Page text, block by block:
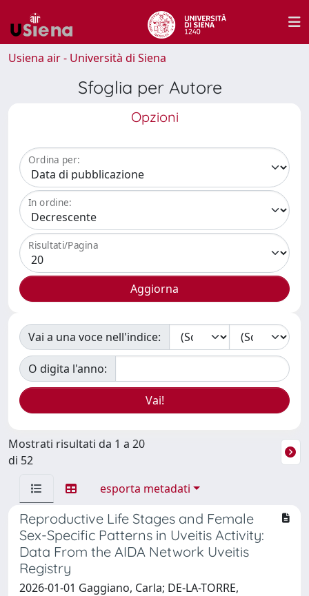
Usiena air - Università di Siena
Sfoglia per Autore
Opzioni
Ordina per:
In ordine:
Risultati/Pagina
Vai a una voce nell'indice:
O digita l'anno:
Mostrati risultati da 1 a 20
di 52
esporta metadati
Reproductive Life Stages and Female
Sex-Specific Patterns in Uveitis Activity:
Data From the AIDA Network Uveitis
Registry
2026-01-01 Gaggiano, Carla; DE-LA-TORRE,